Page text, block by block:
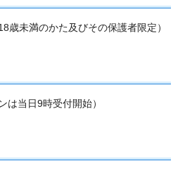
歳未満のかた及びその保護者限定）
は当日9時受付開始）